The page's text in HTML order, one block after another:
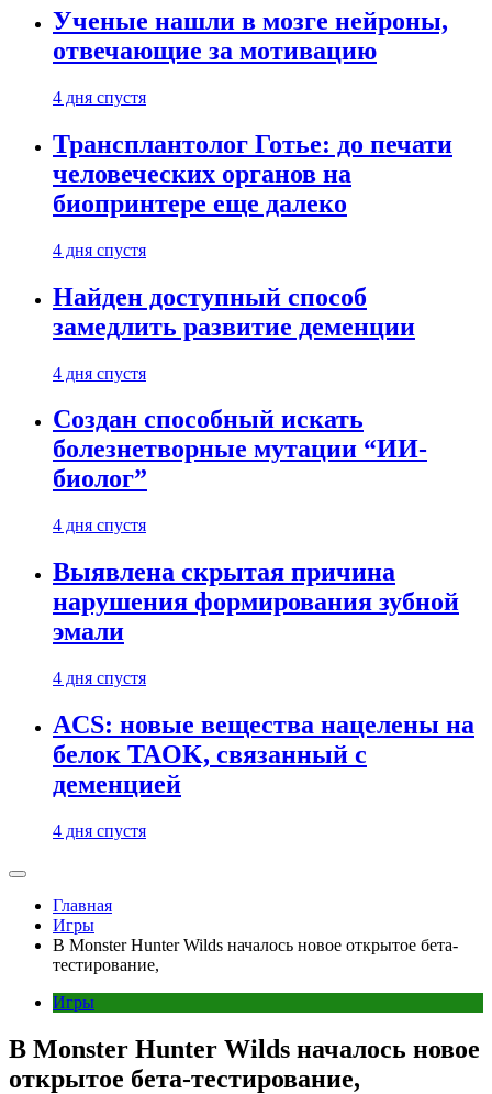
Ученые нашли в мозге нейроны,
отвечающие за мотивацию
4 дня спустя
Трансплантолог Готье: до печати
человеческих органов на
биопринтере еще далеко
4 дня спустя
Найден доступный способ
замедлить развитие деменции
4 дня спустя
Создан способный искать
болезнетворные мутации “ИИ-
биолог”
4 дня спустя
Выявлена скрытая причина
нарушения формирования зубной
эмали
4 дня спустя
ACS: новые вещества нацелены на
белок TAOK, связанный с
деменцией
4 дня спустя
Главная
Игры
В Monster Hunter Wilds началось новое открытое бета-
тестирование,
Игры
В Monster Hunter Wilds началось новое
открытое бета-тестирование,